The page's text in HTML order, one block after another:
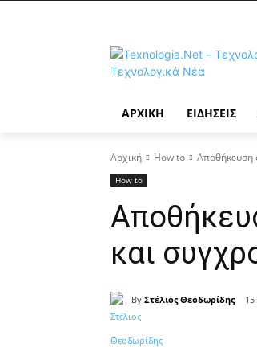
ΑΡΧΙΚΉ ΕΙΔΉΣΕΙΣ
Αρχική How to Αποθήκευση
How to
και
By Στέλιος Θεοδωρίδης
Κοινοποίηση